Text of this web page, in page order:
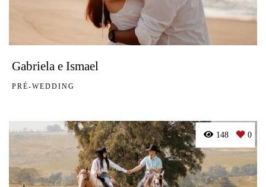
Gabriela e Ismael
PRÉ-WEDDING
148 0